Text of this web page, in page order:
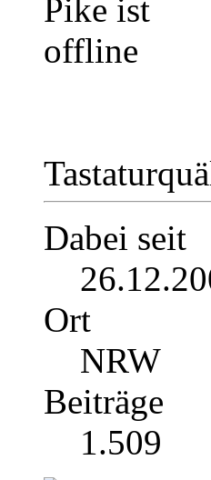
Dabei seit
Ort
NRW
Beiträge
1.509